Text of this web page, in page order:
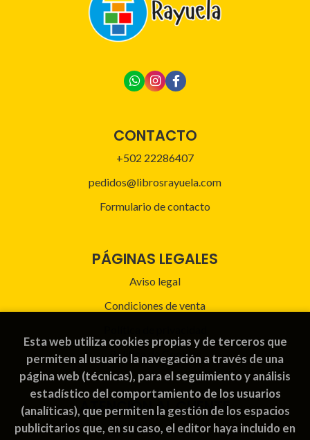
CONTACTO
+502 22286407
pedidos@librosrayuela.com
Formulario de contacto
PÁGINAS LEGALES
Aviso legal
Condiciones de venta
Política de Cookies
ATENCIÓN AL CLIENTE
Quiénes somos
Esta web utiliza cookies propias y de terceros que
permiten al usuario la navegación a través de una
página web (técnicas), para el seguimiento y análisis
estadístico del comportamiento de los usuarios
(analíticas), que permiten la gestión de los espacios
publicitarios que, en su caso, el editor haya incluido en